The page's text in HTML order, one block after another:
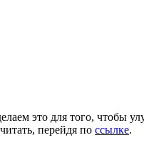
это для того, чтобы
перейдя по ссылке.